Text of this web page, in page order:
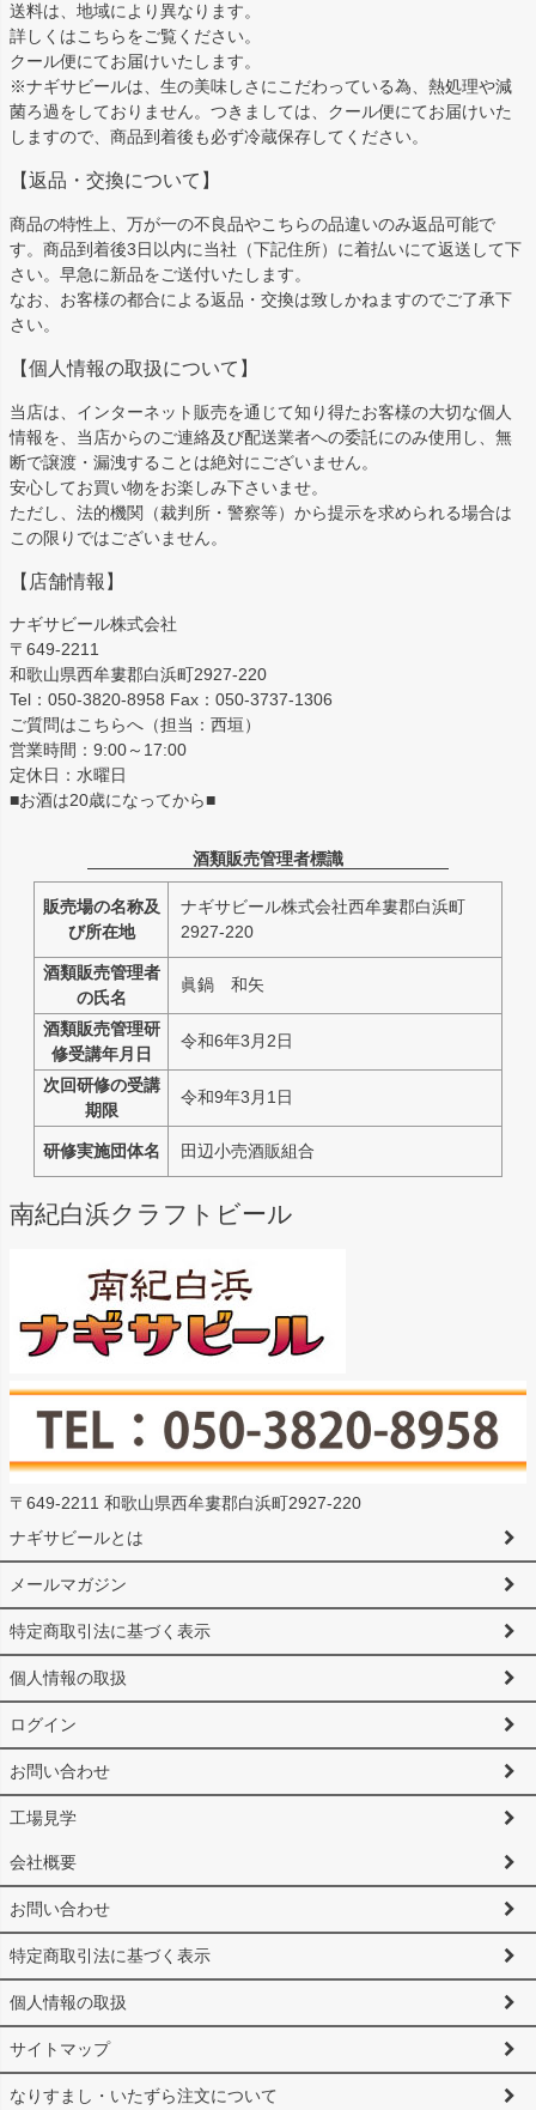
送料は、地域により異なります。
詳しくはこちらをご覧ください。
クール便にてお届けいたします。
※ナギサビールは、生の美味しさにこだわっている為、熱処理や減
菌ろ過をしておりません。つきましては、クール便にてお届けいた
しますので、商品到着後も必ず冷蔵保存してください。
【返品・交換について】
商品の特性上、万が一の不良品やこちらの品違いのみ返品可能で
す。商品到着後3日以内に当社（下記住所）に着払いにて返送して下
さい。早急に新品をご送付いたします。
なお、お客様の都合による返品・交換は致しかねますのでご了承下
さい。
【個人情報の取扱について】
当店は、インターネット販売を通じて知り得たお客様の大切な個人
情報を、当店からのご連絡及び配送業者への委託にのみ使用し、無
断で譲渡・漏洩することは絶対にございません。
安心してお買い物をお楽しみ下さいませ。
ただし、法的機関（裁判所・警察等）から提示を求められる場合は
この限りではございません。
【店舗情報】
ナギサビール株式会社
〒649-2211
和歌山県西牟婁郡白浜町2927-220
Tel：050-3820-8958 Fax：050-3737-1306
ご質問はこちらへ（担当：西垣）
営業時間：9:00～17:00
定休日：水曜日
■お酒は20歳になってから■
酒類販売管理者標識
販売場の名称及
び所在地
ナギサビール株式会社西牟婁郡白浜町
2927-220
酒類販売管理者
の氏名
眞鍋 和矢
酒類販売管理研
修受講年月日
令和6年3月2日
次回研修の受講
期限
令和9年3月1日
研修実施団体名 田辺小売酒販組合
南紀白浜クラフトビール
〒649-2211 和歌山県西牟婁郡白浜町2927-220
ナギサビールとは
メールマガジン
特定商取引法に基づく表示
個人情報の取扱
ログイン
お問い合わせ
工場見学
会社概要
お問い合わせ
特定商取引法に基づく表示
個人情報の取扱
サイトマップ
なりすまし・いたずら注文について